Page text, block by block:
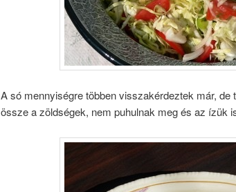
A só mennyiségre többen visszakérdeztek már,
össze a zöldségek, nem puhulnak meg és az ízük